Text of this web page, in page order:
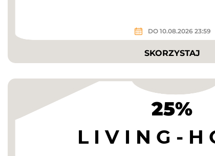
DO 10.08.2026 23:59
SKORZYSTAJ
25%